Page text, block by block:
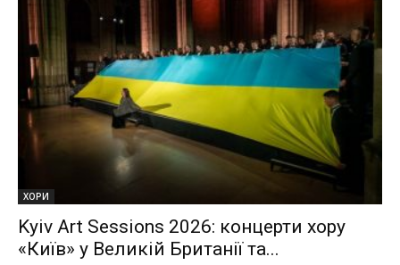
ХОРИ
Kyiv Art Sessions 2026: концерти хору
«Київ» у Великій Британії та...